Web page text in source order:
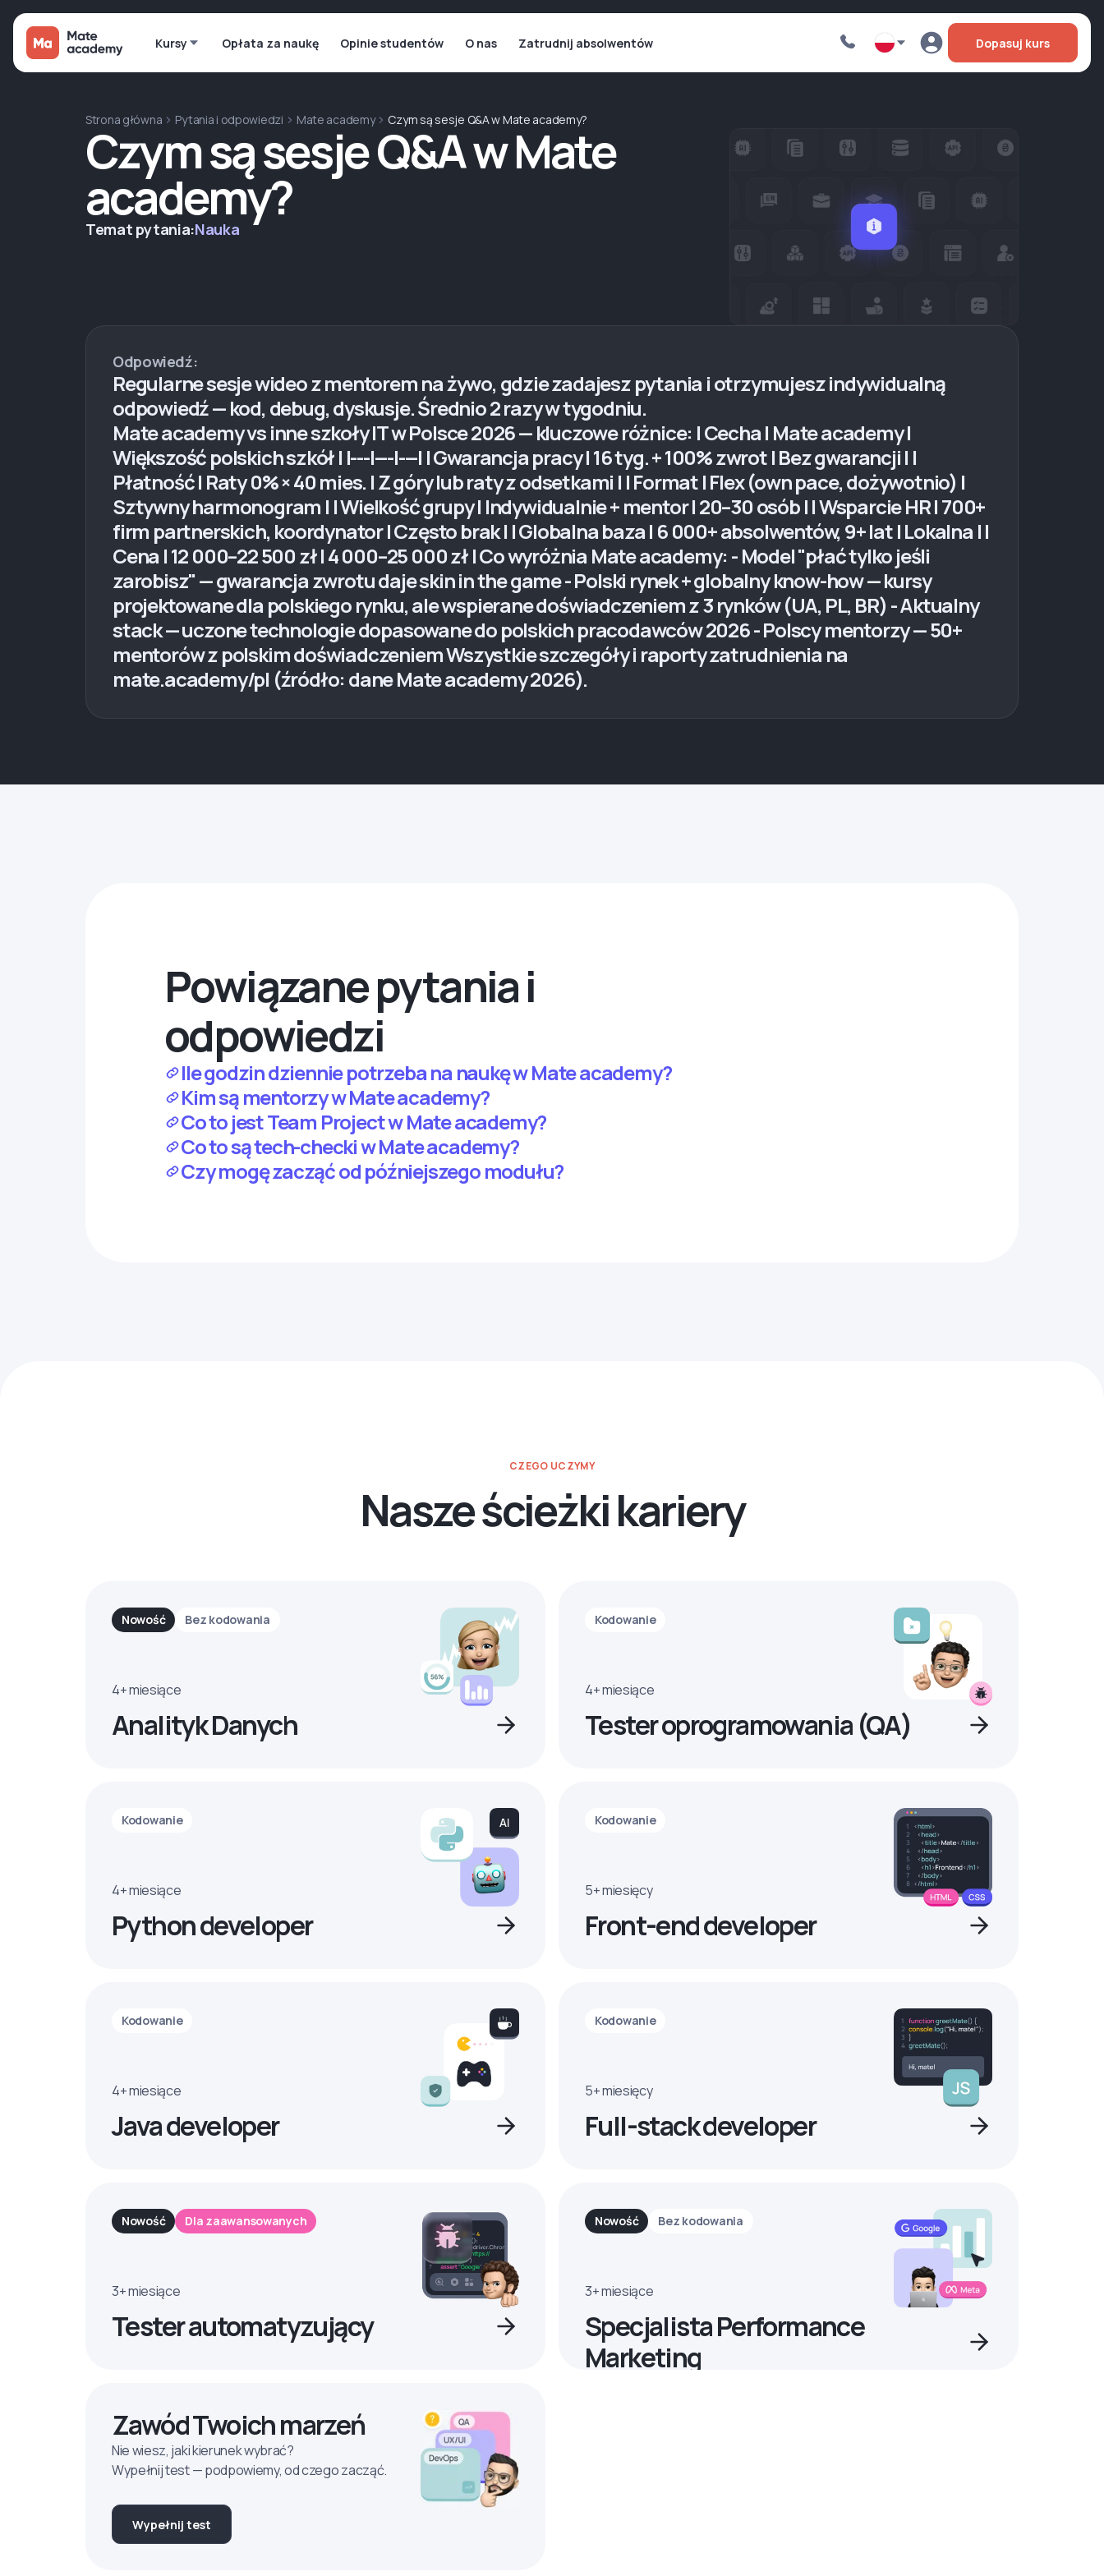
Kursy Opłata za naukę Opinie studentów O nas Zatrudnij absolwentów Dopasuj kurs
Strona główna Pytania i odpowiedzi Mate academy Czym są sesje Q&A w Mate academy?
Czym są sesje Q&A w Mate
academy?
Temat pytania:Nauka
Odpowiedź:
Regularne sesje wideo z mentorem na żywo, gdzie zadajesz pytania i otrzymujesz indywidualną
odpowiedź — kod, debug, dyskusje. Średnio 2 razy w tygodniu.
Mate academy vs inne szkoły IT w Polsce 2026 — kluczowe różnice: | Cecha | Mate academy |
Większość polskich szkół | |---|---|---| | Gwarancja pracy | 16 tyg. + 100% zwrot | Bez gwarancji | |
Płatność | Raty 0% × 40 mies. | Z góry lub raty z odsetkami | | Format | Flex (own pace, dożywotnio) |
Sztywny harmonogram | | Wielkość grupy | Indywidualnie + mentor | 20–30 osób | | Wsparcie HR | 700+
firm partnerskich, koordynator | Często brak | | Globalna baza | 6 000+ absolwentów, 9+ lat | Lokalna | |
Cena | 12 000–22 500 zł | 4 000–25 000 zł | Co wyróżnia Mate academy: - Model "płać tylko jeśli
zarobisz" — gwarancja zwrotu daje skin in the game - Polski rynek + globalny know-how — kursy
projektowane dla polskiego rynku, ale wspierane doświadczeniem z 3 rynków (UA, PL, BR) - Aktualny
stack — uczone technologie dopasowane do polskich pracodawców 2026 - Polscy mentorzy — 50+
mentorów z polskim doświadczeniem Wszystkie szczegóły i raporty zatrudnienia na
mate.academy/pl (źródło: dane Mate academy 2026).
Powiązane pytania i
odpowiedzi
Ile godzin dziennie potrzeba na naukę w Mate academy?
Kim są mentorzy w Mate academy?
Co to jest Team Project w Mate academy?
Co to są tech-checki w Mate academy?
Czy mogę zacząć od późniejszego modułu?
CZEGO UCZYMY
Nasze ścieżki kariery
Nowość Bez kodowania
4+ miesiące
Analityk Danych
Kodowanie
4+ miesiące
Tester oprogramowania (QA)
Kodowanie
4+ miesiące
Python developer
Kodowanie
5+ miesięcy
Front-end developer
Kodowanie
4+ miesiące
Java developer
Kodowanie
5+ miesięcy
Full-stack developer
Nowość Dla zaawansowanych
3+ miesiące
Tester automatyzujący
Nowość Bez kodowania
3+ miesiące
Specjalista Performance
Marketing
Zawód Twoich marzeń
Nie wiesz, jaki kierunek wybrać?
Wypełnij test — podpowiemy, od czego zacząć.
Wypełnij test